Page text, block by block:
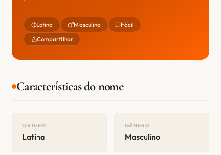
Latina Masculino Fácil
Compartilhar
Características do nome
ORIGEM
Latina
GÊNERO
Masculino